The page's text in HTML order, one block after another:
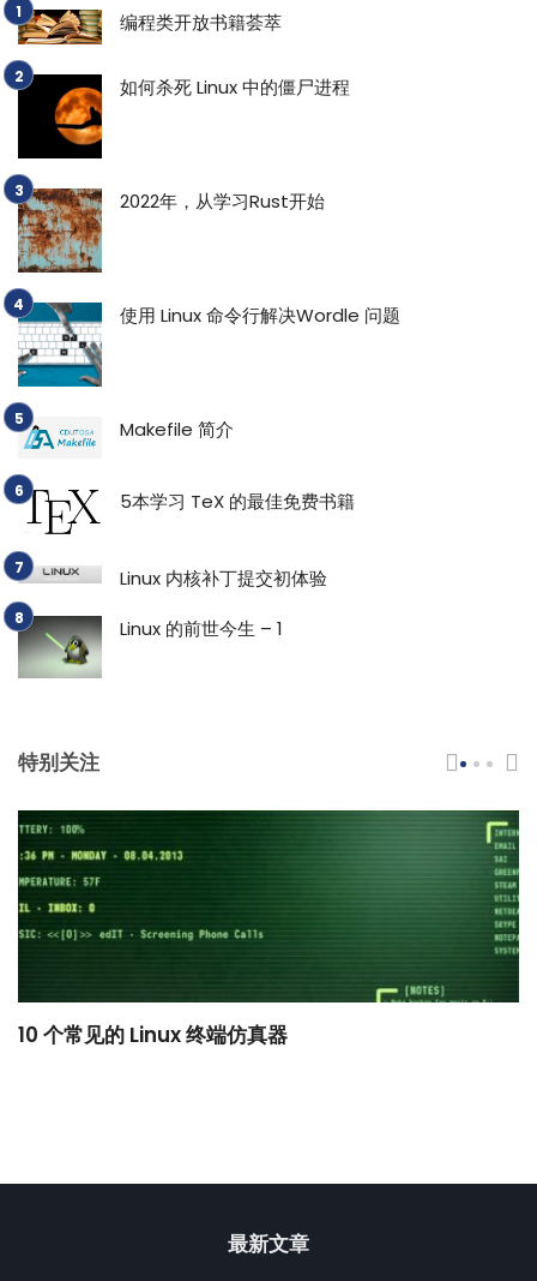
编程类开放书籍荟萃
如何杀死 Linux 中的僵尸进程
2022年，从学习Rust开始
使用 Linux 命令行解决Wordle 问题
Makefile 简介
5本学习 TeX 的最佳免费书籍
Linux 内核补丁提交初体验
Linux 的前世今生 – 1
特别关注
10 个常见的 Linux 终端仿真器
最新文章